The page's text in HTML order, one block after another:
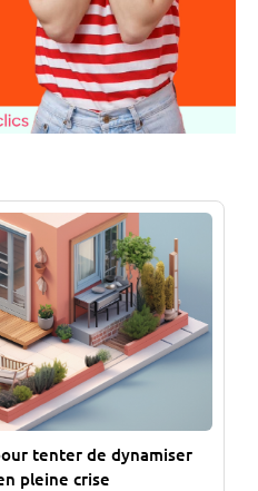
tenter de dynamiser
pleine crise